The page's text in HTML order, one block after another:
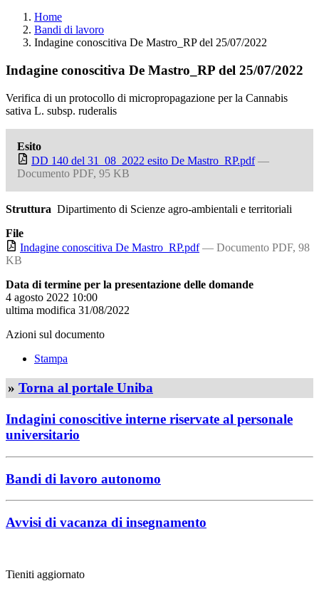
Home
Bandi di lavoro
Indagine conoscitiva De Mastro_RP del 25/07/2022
Indagine conoscitiva De Mastro_RP del 25/07/2022
Verifica di un protocollo di micropropagazione per la Cannabis
sativa L. subsp. ruderalis
Esito
DD 140 del 31_08_2022 esito De Mastro_RP.pdf —
Documento PDF, 95 KB
Struttura Dipartimento di Scienze agro-ambientali e territoriali
File
Indagine conoscitiva De Mastro_RP.pdf — Documento PDF, 98
KB
Data di termine per la presentazione delle domande
4 agosto 2022 10:00
ultima modifica 31/08/2022
Azioni sul documento
Stampa
» Torna al portale Uniba
Indagini conoscitive interne riservate al personale
universitario
Bandi di lavoro autonomo
Avvisi di vacanza di insegnamento
Tieniti aggiornato